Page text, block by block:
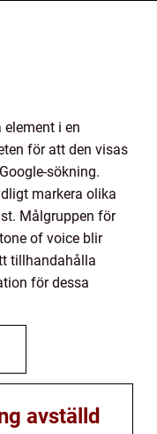
i en
för att den visas
sökning.
markera olika
Målgruppen för
of voice blir
tillhandahålla
för dessa
avställd